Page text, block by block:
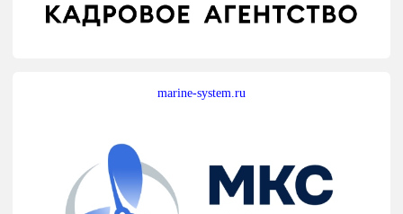
marine-system.ru